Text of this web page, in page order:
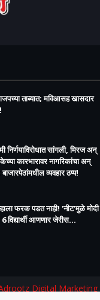
ताब्यात; मविआसह खासदार
निर्णयाविरोधात सांगली, मिरज अन्
कारभारावर नागरिकांचा अन्
बाजारपेठांमधील व्यवहार ठप्प!​
फरक पडत नाही! 'नीट'मुळे मोदी
विद्यार्थी आणणार जेरीस...
Digital Marketing